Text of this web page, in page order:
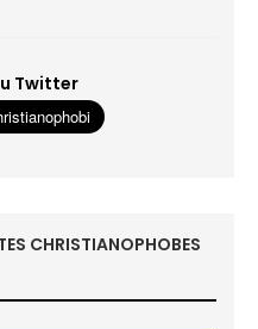
Twitter
CHRISTIANOPHOBES